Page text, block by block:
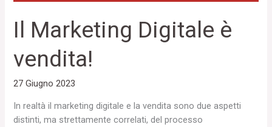
Il Marketing Digitale è
vendita!
27 Giugno 2023
In realtà il marketing digitale e la vendita sono due aspetti
distinti, ma strettamente correlati, del processo